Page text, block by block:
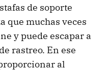
de soporte
que muchas veces
y puede escapar a
rastreo. En ese
al